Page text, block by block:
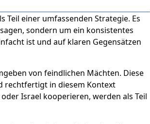
Teil einer umfassenden Strategie. Es
sondern um ein konsistentes
ist und auf klaren Gegensätzen
von feindlichen Mächten. Diese
rechtfertigt in diesem Kontext
Israel kooperieren, werden als Teil